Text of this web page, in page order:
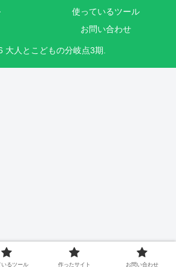
使っているツール
お問い合わせ
大人とこどもの分岐点3期.
いるツール 作ったサイト お問い合わせ